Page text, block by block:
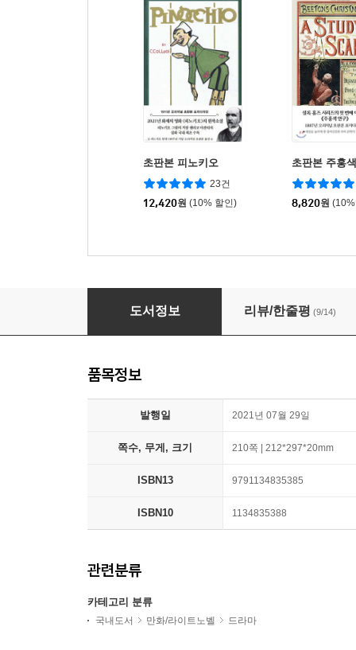
초판본 피노키오
23건
12,420원 (10% 할인)
초판본 주홍
8,820원
마녀 배달부 키키
도서정보 리뷰/한줄평 (9/14)
품목정보
발행일 2021년 07월 29일
쪽수, 무게, 크기 210쪽 | 212*297*20mm
ISBN13 9791134835385
ISBN10 1134835388
관련분류
카테고리 분류
국내도서 만화/라이트노벨 드라마